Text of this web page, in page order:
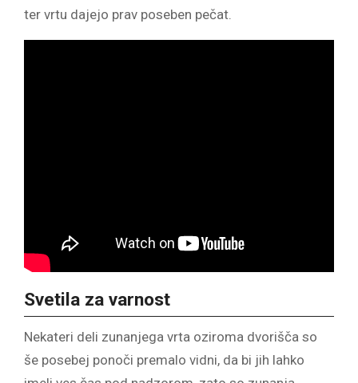
ter vrtu dajejo prav poseben pečat.
Svetila za varnost
Nekateri deli zunanjega vrta oziroma dvorišča so
še posebej ponoči premalo vidni, da bi jih lahko